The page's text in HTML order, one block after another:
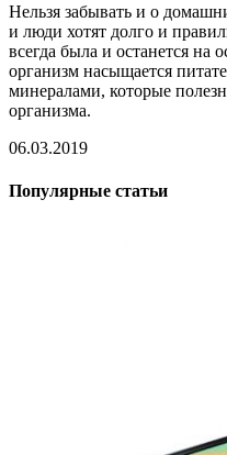
Нельзя забывать и о
и люди хотят долго и
всегда была и останется на
организм насыщается
минералами, которые
организма.
06.03.2019
Популярные статьи